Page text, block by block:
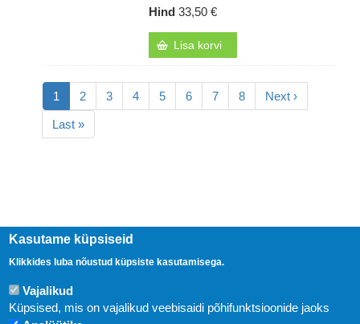
Hind 33,50 €
Lisa korvi
Pagination
Eesolev
leht
1 Lehekülg
2 Lehekülg
3 Lehekülg
4 Lehekülg
5 Lehekülg
6 Lehekülg
7 Lehekülg
8
Järgmine
leht
Next ›
Viimane
leht
Last »
Kasutame küpsiseid
Klikkides luba nõustud küpsiste kasutamisega.
Vajalikud
Küpsised, mis on vajalikud veebisaidi põhifunktsioonide jaoks